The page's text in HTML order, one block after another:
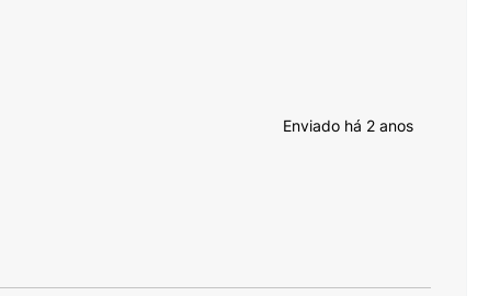
Enviado há 2 anos